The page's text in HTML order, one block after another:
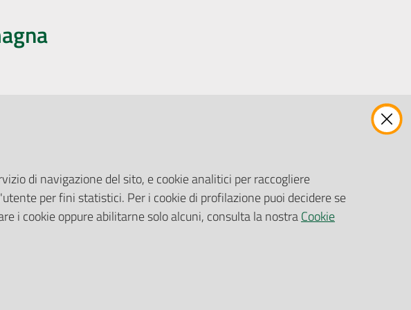
PNRR
Gare e Appalti
Richiesta Patrocinio
di navigazione del sito, e cookie analitici per raccogliere
per fini statistici. Per i cookie di profilazione puoi decidere se
i cookie oppure abilitarne solo alcuni, consulta la nostraCookie